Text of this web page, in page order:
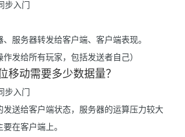
服务器转发给客户端、客户端表现。
作发给所有玩家，包括发送者自己）
移动需要多少数据量？
发送给客户端状态，服务器的运算压力较大
在客户端上。